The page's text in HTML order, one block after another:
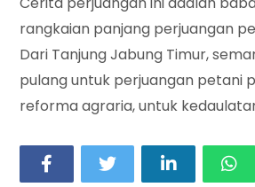
rangkaian panjang perjuangan
Dari Tanjung Jabung Timur,
pulang untuk perjuangan petani
reforma agraria, untuk